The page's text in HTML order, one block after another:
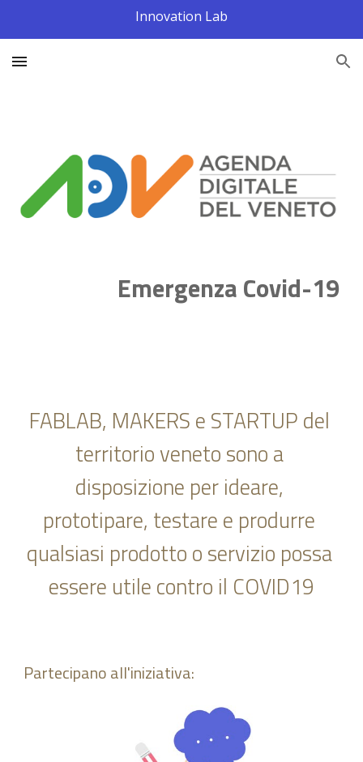
Innovation Lab
Emergenza Covid-19
FABLAB, MAKERS e STARTUP del
territorio veneto sono a
disposizione per ideare,
prototipare, testare e produrre
qualsiasi prodotto o servizio possa
essere utile contro il COVID19
Partecipano all'iniziativa: